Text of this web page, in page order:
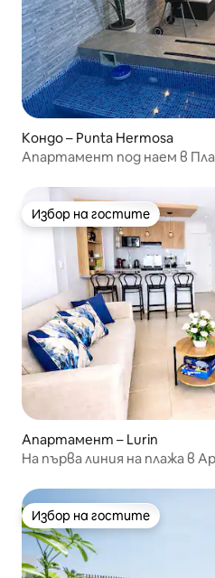
Кондо – Punta Hermosa
Апартамент под наем в
Избор на гостите
Избор на гостите
Апартамент – Lurin
На първа линия на плажа в
Избор на гостите
Избор на гостите